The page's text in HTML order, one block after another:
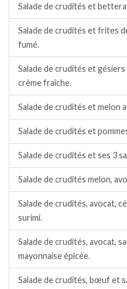
Salade de crudités et
Salade de crudités et frites
fumé.
Salade de crudités et
crème fraîche.
Salade de crudités et melon
Salade de crudités et
Salade de crudités et ses 3
Salade de crudités melon,
Salade de crudités, avocat,
surimi.
Salade de crudités, avocat,
mayonnaise épicée.
Salade de crudités, bœuf et